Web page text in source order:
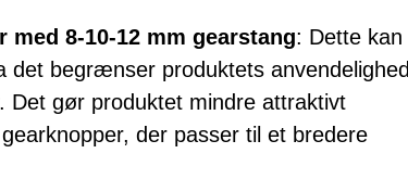
med 8-10-12 mm gearstang: Dette kan
begrænser produktets anvendelighed
Det gør produktet mindre attraktivt
der passer til et bredere